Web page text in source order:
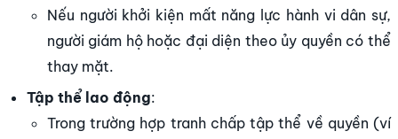
Nếu người khởi kiện mất năng lực hành vi dân sự,
người giám hộ hoặc đại diện theo ủy quyền có thể
thay mặt.
Tập thể lao động:
Trong trường hợp tranh chấp tập thể về quyền (ví